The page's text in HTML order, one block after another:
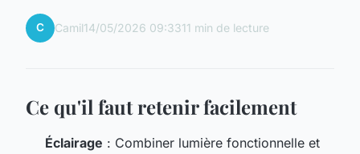
C Camil14/05/2026 09:3311 min de lecture
Ce qu'il faut retenir facilement
Éclairage : Combiner lumière fonctionnelle et